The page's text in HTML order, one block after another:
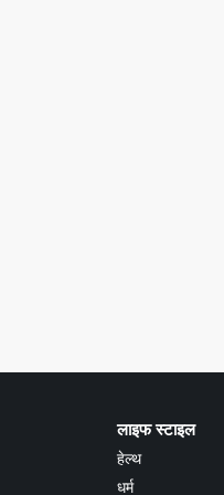
लाइफ स्टाइल
हेल्थ
धर्म